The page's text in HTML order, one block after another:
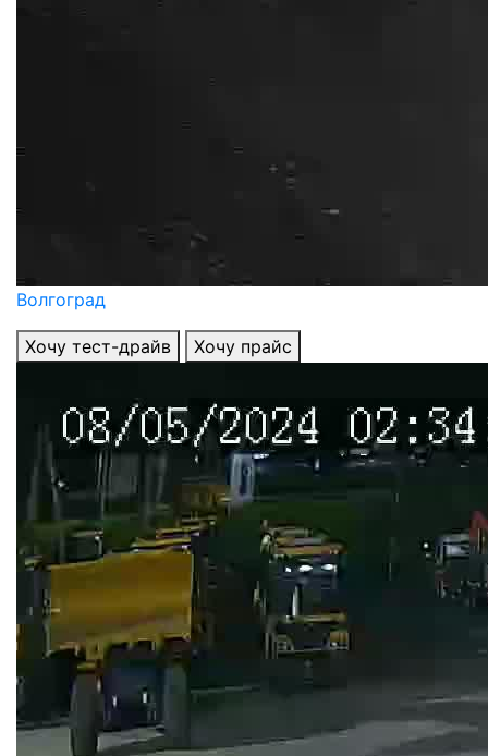
Волгоград
Хочу тест-драйв Хочу прайс